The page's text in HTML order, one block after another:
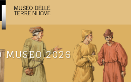
MUSEO 2026